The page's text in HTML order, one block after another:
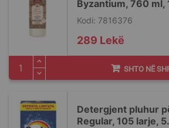
Byzantium, 760 ml,
Kodi: 7816376
289 Lekë
SHTO NË
Detergjent pluhur
Regular, 105 larje,